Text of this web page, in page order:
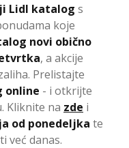
Lidl katalog s
koje
novi obično
, a akcije
Prelistajte
online - i otkrijte
Kliknite na zde i
od ponedeljka te
već danas.